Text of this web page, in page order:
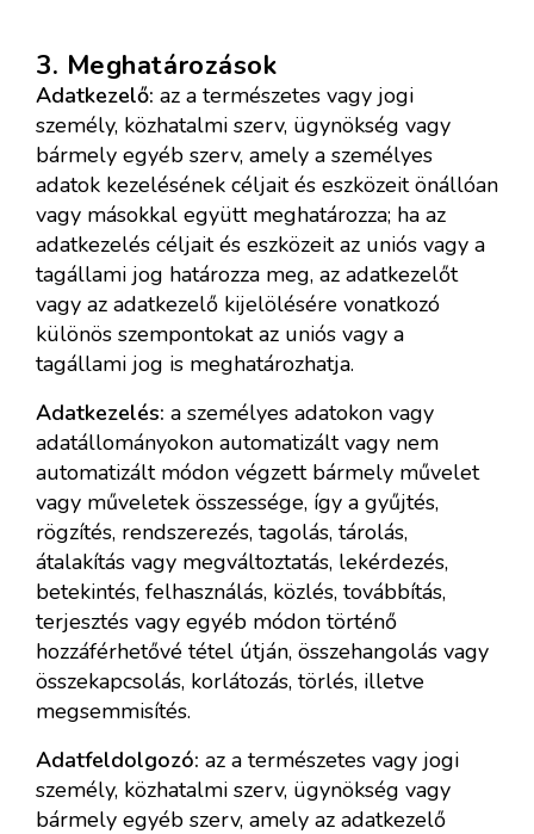
3. Meghatározások
Adatkezelő: az a természetes vagy jogi
személy, közhatalmi szerv, ügynökség vagy
bármely egyéb szerv, amely a személyes
adatok kezelésének céljait és eszközeit önállóan
vagy másokkal együtt meghatározza; ha az
adatkezelés céljait és eszközeit az uniós vagy a
tagállami jog határozza meg, az adatkezelőt
vagy az adatkezelő kijelölésére vonatkozó
különös szempontokat az uniós vagy a
tagállami jog is meghatározhatja.
Adatkezelés: a személyes adatokon vagy
adatállományokon automatizált vagy nem
automatizált módon végzett bármely művelet
vagy műveletek összessége, így a gyűjtés,
rögzítés, rendszerezés, tagolás, tárolás,
átalakítás vagy megváltoztatás, lekérdezés,
betekintés, felhasználás, közlés, továbbítás,
terjesztés vagy egyéb módon történő
hozzáférhetővé tétel útján, összehangolás vagy
összekapcsolás, korlátozás, törlés, illetve
megsemmisítés.
Adatfeldolgozó: az a természetes vagy jogi
személy, közhatalmi szerv, ügynökség vagy
bármely egyéb szerv, amely az adatkezelő